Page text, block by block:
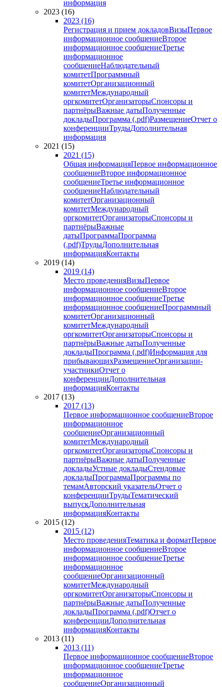
информация
2023 (16)
2023 (16)
Регистрация и прием докладовВизыПервое
информационное сообщениеВторое
информационное сообщениеТретье
информационное
сообщениеНаблюдательный
комитетПрограммный
комитетОрганизационный
комитетМеждународный
оргкомитетОрганизаторыСпонсоры и
партнёрыВажные датыПолученные
докладыПрограмма (.pdf)РазмещениеОтчет о
конференцииТрудыДополнительная
информация
2021 (15)
2021 (15)
Общая информацияПервое информационное
сообщениеВторое информационное
сообщениеТретье информационное
сообщениеНаблюдательный
комитетОрганизационный
комитетМеждународный
оргкомитетОрганизаторыСпонсоры и
партнёрыВажные
датыПрограммаПрограмма
(.pdf)ТрудыДополнительная
информацияКонтакты
2019 (14)
2019 (14)
Место проведенияВизыПервое
информационное сообщениеВторое
информационное сообщениеТретье
информационное сообщениеПрограммный
комитетОрганизационный
комитетМеждународный
оргкомитетОрганизаторыСпонсоры и
партнёрыВажные датыПолученные
докладыПрограмма (.pdf)Информация для
прибывающихРазмещениеОрганизации-
участникиОтчет о
конференцииДополнительная
информацияКонтакты
2017 (13)
2017 (13)
Первое информационное сообщениеВторое
информационное
сообщениеОрганизационный
комитетМеждународный
оргкомитетОрганизаторыСпонсоры и
партнёрыВажные датыПолученные
докладыУстные докладыСтендовые
докладыПрограммаПрограммы по
темамАвторский указательОтчет о
конференцииТрудыТематический
выпускДополнительная
информацияКонтакты
2015 (12)
2015 (12)
Место проведенияТематика и форматПервое
информационное сообщениеВторое
информационное сообщениеТретье
информационное
сообщениеОрганизационный
комитетМеждународный
оргкомитетОрганизаторыСпонсоры и
партнёрыВажные датыПолученные
докладыПрограмма (.pdf)Отчет о
конференцииДополнительная
информацияКонтакты
2013 (11)
2013 (11)
Первое информационное сообщениеВторое
информационное сообщениеТретье
информационное
сообщениеОрганизационный